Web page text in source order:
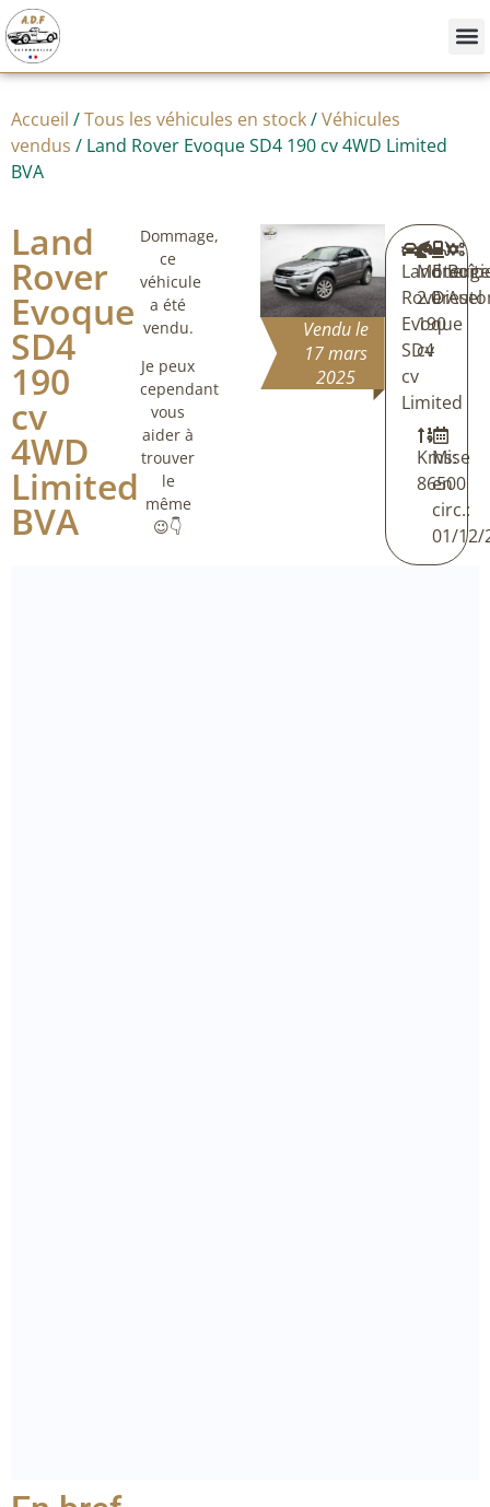
Accueil /Tous les véhicules en stock/Véhicules
vendus / Land Rover Evoque SD4 190 cv 4WD Limited
BVA
Land
Rover
Evoque
SD4
190
cv
4WD
Limited
BVA
Dommage,
ce
véhicule
a été
vendu.
Je peux
cependant
vous
aider à
trouver
le
même
😉👇
Vendu le
17 mars
2025
Land
Rover
Evoque
SD4
cv
Limited
Moteur:
2.0
190
cv
Diesel
Kms:
86500
Mise
en
circ.:
01/12/